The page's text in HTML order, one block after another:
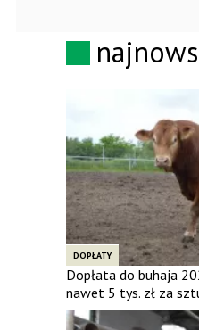
DOPŁATY
Dopłata do buhaja
nawet 5 tys. zł za